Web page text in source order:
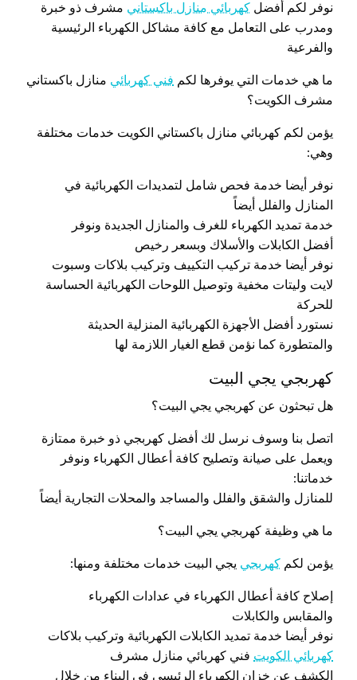
نوفر لكم أفضل كهربائي منازل باكستاني مشرف ذو خبرة
ومدرب على التعامل مع كافة مشاكل الكهرباء الرئيسية
والفرعية
ما هي خدمات التي يوفرها لكم فني كهربائي منازل باكستاني
مشرف الكويت؟
يؤمن لكم كهربائي منازل باكستاني الكويت خدمات مختلفة
وهي:
نوفر أيضا خدمة فحص شامل لتمديدات الكهربائية في
المنازل والفلل أيضاً
خدمة تمديد الكهرباء للغرف والمنازل الجديدة ونوفر
أفضل الكابلات والأسلاك وبسعر رخيص
نوفر أيضا خدمة تركيب التكييف وتركيب بلاكات وسبوت
لايت وليتات مخفية وتوصيل اللوحات الكهربائية الحساسة
للحركة
نستورد أفضل الأجهزة الكهربائية المنزلية الحديثة
والمتطورة كما نؤمن قطع الغيار اللازمة لها
كهربجي يجي البيت
هل تبحثون عن كهربجي يجي البيت؟
اتصل بنا وسوف نرسل لك أفضل كهربجي ذو خبرة ممتازة
ويعمل على صيانة وتصليح كافة أعطال الكهرباء ونوفر
خدماتنا:
للمنازل والشقق والفلل والمساجد والمحلات التجارية أيضاً
ما هي وظيفة كهربجي يجي البيت؟
يؤمن لكم كهربجي يجي البيت خدمات مختلفة ومنها:
إصلاح كافة أعطال الكهرباء في عدادات الكهرباء
والمقابس والكابلات
نوفر أيضا خدمة تمديد الكابلات الكهربائية وتركيب بلاكات
كهربائي الكويت فني كهربائي منازل مشرف
الكشف عن خزان الكهرباء الرئيسي في البناء من خلال